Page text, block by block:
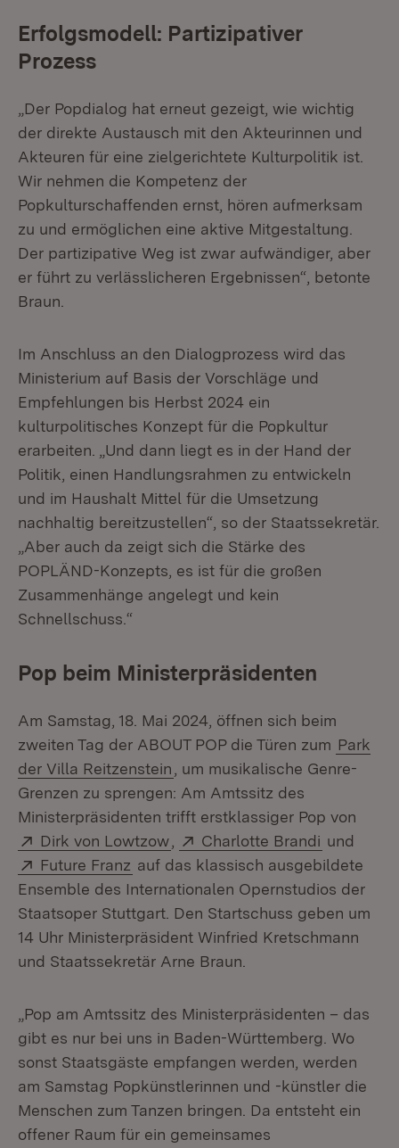
Erfolgsmodell: Partizipativer
Prozess
„Der Popdialog hat erneut gezeigt, wie wichtig
der direkte Austausch mit den Akteurinnen und
Akteuren für eine zielgerichtete Kulturpolitik ist.
Wir nehmen die Kompetenz der
Popkulturschaffenden ernst, hören aufmerksam
zu und ermöglichen eine aktive Mitgestaltung.
Der partizipative Weg ist zwar aufwändiger, aber
er führt zu verlässlicheren Ergebnissen“, betonte
Braun.
Im Anschluss an den Dialogprozess wird das
Ministerium auf Basis der Vorschläge und
Empfehlungen bis Herbst 2024 ein
kulturpolitisches Konzept für die Popkultur
erarbeiten. „Und dann liegt es in der Hand der
Politik, einen Handlungsrahmen zu entwickeln
und im Haushalt Mittel für die Umsetzung
nachhaltig bereitzustellen“, so der Staatssekretär.
„Aber auch da zeigt sich die Stärke des
POPLÄND-Konzepts, es ist für die großen
Zusammenhänge angelegt und kein
Schnellschuss.“
Pop beim Ministerpräsidenten
Am Samstag, 18. Mai 2024, öffnen sich beim
zweiten Tag der ABOUT POP die Türen zum Park
der Villa Reitzenstein
, um musikalische Genre-
Grenzen zu sprengen: Am Amtssitz des
Ministerpräsidenten trifft erstklassiger Pop von
Extern:
Dirk von Lowtzow (Öffnet in neuem Fenster)
Extern:
Charlotte Brandi (Öffnet in
und
Extern:
Future Franz (Öffnet in neuem Fenster)
auf das klassisch ausgebildete
Ensemble des Internationalen Opernstudios der
Staatsoper Stuttgart. Den Startschuss geben um
14 Uhr Ministerpräsident Winfried Kretschmann
und Staatssekretär Arne Braun.
„Pop am Amtssitz des Ministerpräsidenten – das
gibt es nur bei uns in Baden-Württemberg. Wo
sonst Staatsgäste empfangen werden, werden
am Samstag Popkünstlerinnen und -künstler die
Menschen zum Tanzen bringen. Da entsteht ein
offener Raum für ein gemeinsames